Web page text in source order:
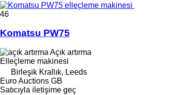
46
Komatsu PW75
Açık artırma
Elleçleme makinesi
Birleşik Krallık, Leeds
Euro Auctions GB
Satıcıyla iletişime geç